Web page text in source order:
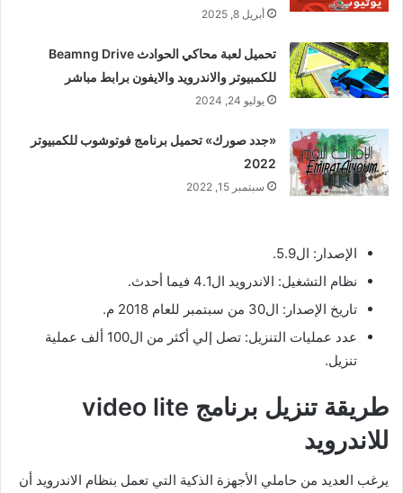
أبريل 8, 2025
تحميل لعبة محاكي الحوادث Beamng Drive
للكمبيوتر والاندرويد والايفون برابط مباشر
يوليو 24, 2024
«جدد صورك» تحميل برنامج فوتوشوب للكمبيوتر
2022
سبتمبر 15, 2022
الإصدار: ال5.9.
نظام التشغيل: الاندرويد ال4.1 فيما أحدث.
تاريخ الإصدار: ال30 من سبتمبر للعام 2018 م.
عدد عمليات التنزيل: تصل إلي أكثر من ال100 ألف عملية
تنزيل.
طريقة تنزيل برنامج video lite
للاندرويد
يرغب العديد من حاملي الأجهزة الذكية التي تعمل بنظام الاندرويد أن